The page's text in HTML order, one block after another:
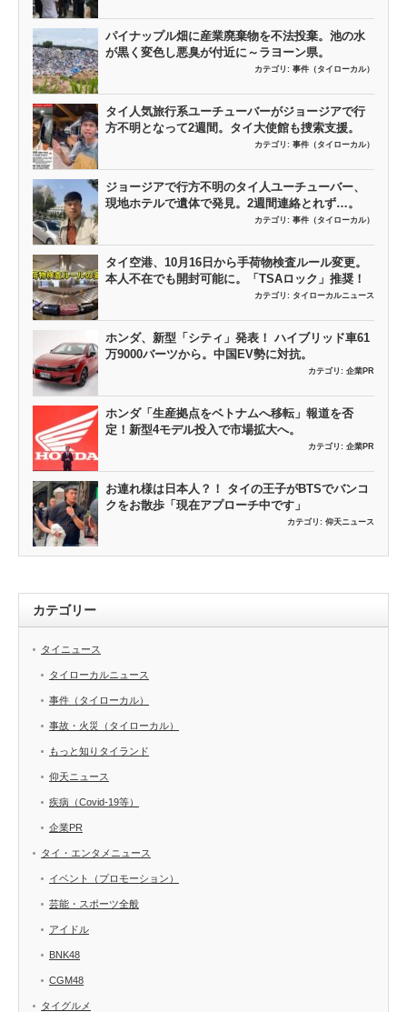
パイナップル畑に産業廃棄物を不法投棄。池の水
が黒く変色し悪臭が付近に～ラヨーン県。
カテゴリ: 事件（タイローカル）
タイ人気旅行系ユーチューバーがジョージアで行
方不明となって2週間。タイ大使館も捜索支援。
カテゴリ: 事件（タイローカル）
ジョージアで行方不明のタイ人ユーチューバー、
現地ホテルで遺体で発見。2週間連絡とれず…。
カテゴリ: 事件（タイローカル）
タイ空港、10月16日から手荷物検査ルール変更。
本人不在でも開封可能に。「TSAロック」推奨！
カテゴリ: タイローカルニュース
ホンダ、新型「シティ」発表！ ハイブリッド車61
万9000バーツから。中国EV勢に対抗。
カテゴリ: 企業PR
ホンダ「生産拠点をベトナムへ移転」報道を否
定！新型4モデル投入で市場拡大へ。
カテゴリ: 企業PR
お連れ様は日本人？！ タイの王子がBTSでバンコ
クをお散歩「現在アプローチ中です」
カテゴリ: 仰天ニュース
カテゴリー
タイニュース
タイローカルニュース
事件（タイローカル）
事故・火災（タイローカル）
もっと知りタイランド
仰天ニュース
疾病（Covid-19等）
企業PR
タイ・エンタメニュース
イベント（プロモーション）
芸能・スポーツ全般
アイドル
BNK48
CGM48
タイグルメ